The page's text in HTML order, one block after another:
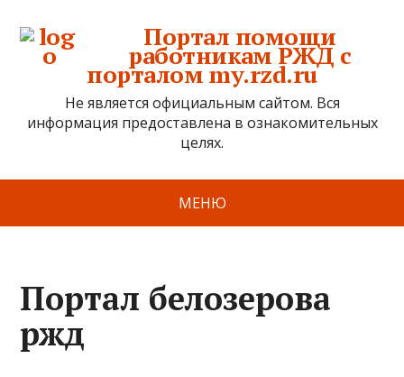
Портал помощи
работникам РЖД с
порталом my.rzd.ru
Не является официальным сайтом. Вся
информация предоставлена в ознакомительных
целях.
МЕНЮ
Портал белозерова
ржд